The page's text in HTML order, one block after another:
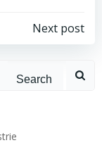
Next post